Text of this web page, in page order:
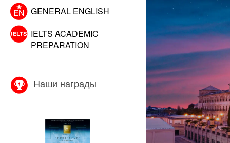
GENERAL ENGLISH
IELTS ACADEMIC
PREPARATION
Наши награды